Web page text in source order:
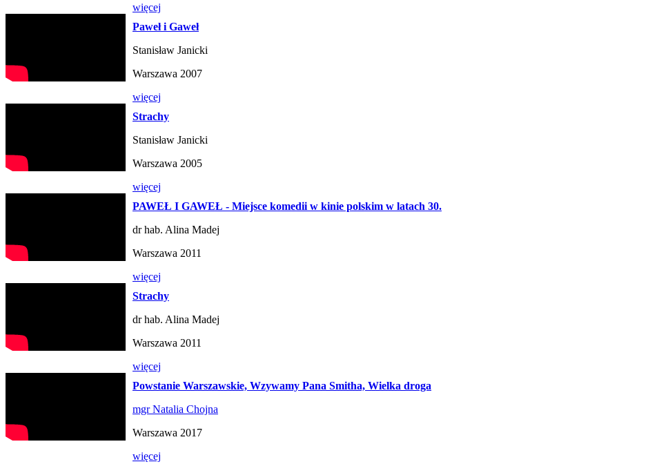
więcej
Paweł i Gaweł
Stanisław Janicki
Warszawa 2007
więcej
Strachy
Stanisław Janicki
Warszawa 2005
więcej
PAWEŁ I GAWEŁ - Miejsce komedii w kinie polskim w latach 30.
dr hab. Alina Madej
Warszawa 2011
więcej
Strachy
dr hab. Alina Madej
Warszawa 2011
więcej
Powstanie Warszawskie, Wzywamy Pana Smitha, Wielka droga
mgr Natalia Chojna
Warszawa 2017
więcej